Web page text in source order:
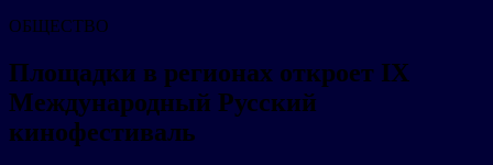
ОБЩЕСТВО
Площадки в регионах откроет IX
Международный Русский
кинофестиваль